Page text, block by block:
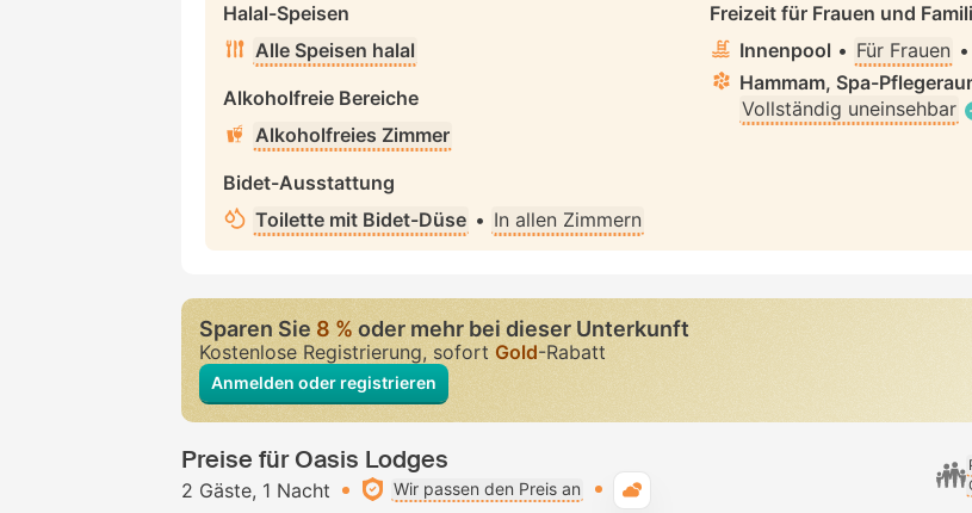
Halal-Speisen
Alle Speisen halal
Alkoholfreie Bereiche
Alkoholfreies Zimmer
Bidet-Ausstattung
Toilette mit Bidet-Düse • In allen Zimmern
Freizeit für Frauen und
Innenpool • Für Frauen •
Hammam, Spa-
Vollständig uneinsehbar
Sparen Sie8 %oder mehr bei dieser Unterkunft
Kostenlose Registrierung, sofortGold-Rabatt
Anmelden oder registrieren
Preise für Oasis Lodges
2 Gäste 1 Nacht Wir passen den Preis an